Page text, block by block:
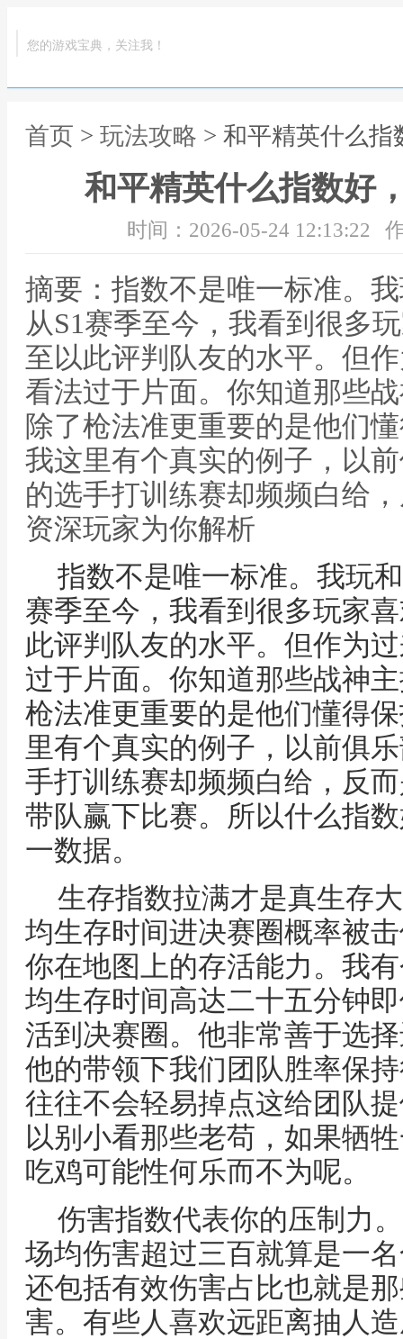
您的游戏宝典，关注我！
首页 > 玩法攻略 > 和平精英什么
和平精英什么指数好
时间：2026-05-24 12:13:22
摘要：指数不是唯一标准。
从S1赛季至今，我看到很多
至以此评判队友的水平。但
看法过于片面。你知道那些
除了枪法准更重要的是他们
我这里有个真实的例子，以
的选手打训练赛却频频白给
资深玩家为你解析
指数不是唯一标准。我玩
赛季至今，我看到很多玩家
此评判队友的水平。但作为
过于片面。你知道那些战神
枪法准更重要的是他们懂得
里有个真实的例子，以前俱
手打训练赛却频频白给，反
带队赢下比赛。所以什么指
一数据。
生存指数拉满才是真生存
均生存时间进决赛圈概率被
你在地图上的存活能力。我
均生存时间高达二十五分钟
活到决赛圈。他非常善于选
他的带领下我们团队胜率保
往往不会轻易掉点这给团队
以别小看那些老苟，如果牺
吃鸡可能性何乐而不为呢。
伤害指数代表你的压制力
场均伤害超过三百就算是一
还包括有效伤害占比也就是
害。有些人喜欢远距离抽人